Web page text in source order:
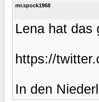
mr.spock1968
Lena hat das
https://
In den